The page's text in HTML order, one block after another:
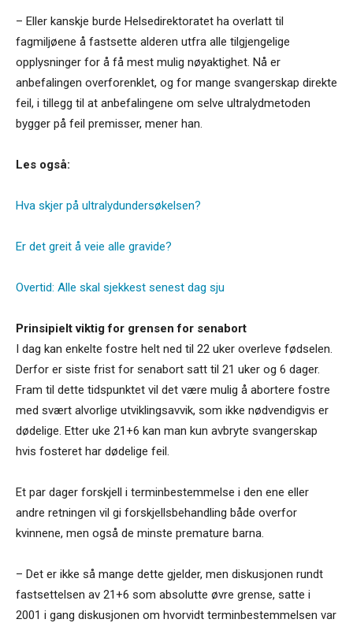
– Eller kanskje burde Helsedirektoratet ha overlatt til
fagmiljøene å fastsette alderen utfra alle tilgjengelige
opplysninger for å få mest mulig nøyaktighet. Nå er
anbefalingen overforenklet, og for mange svangerskap direkte
feil, i tillegg til at anbefalingene om selve ultralydmetoden
bygger på feil premisser, mener han.
Les også:
Hva skjer på ultralydundersøkelsen?
Er det greit å veie alle gravide?
Overtid: Alle skal sjekkest senest dag sju
Prinsipielt viktig for grensen for senabort
I dag kan enkelte fostre helt ned til 22 uker overleve fødselen.
Derfor er siste frist for senabort satt til 21 uker og 6 dager.
Fram til dette tidspunktet vil det være mulig å abortere fostre
med svært alvorlige utviklingsavvik, som ikke nødvendigvis er
dødelige. Etter uke 21+6 kan man kun avbryte svangerskap
hvis fosteret har dødelige feil.
Et par dager forskjell i terminbestemmelse i den ene eller
andre retningen vil gi forskjellsbehandling både overfor
kvinnene, men også de minste premature barna.
– Det er ikke så mange dette gjelder, men diskusjonen rundt
fastsettelsen av 21+6 som absolutte øvre grense, satte i
2001 i gang diskusjonen om hvorvidt terminbestemmelsen var